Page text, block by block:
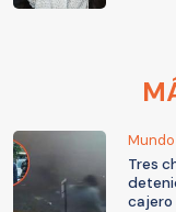
Mundo
Tres